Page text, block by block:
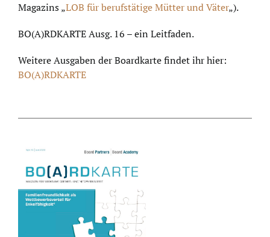
Magazins „LOB für berufstätige Mütter und Väter„).
BO(A)RDKARTE Ausg. 16 – ein Leitfaden.
Weitere Ausgaben der Boardkarte findet ihr hier:
BO(A)RDKARTE